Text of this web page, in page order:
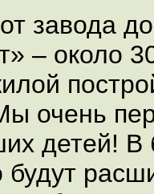
завода
– около
очень
детей!
будут